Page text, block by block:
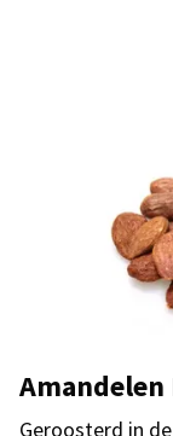
Amandelen
Geroosterd in